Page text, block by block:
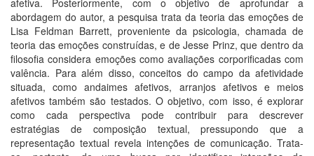
afetiva. Posteriormente, com o objetivo de aprofundar a
abordagem do autor, a pesquisa trata da teoria das emoções de
Lisa Feldman Barrett, proveniente da psicologia, chamada de
teoria das emoções construídas, e de Jesse Prinz, que dentro da
filosofia considera emoções como avaliações corporificadas com
valência. Para além disso, conceitos do campo da afetividade
situada, como andaimes afetivos, arranjos afetivos e meios
afetivos também são testados. O objetivo, com isso, é explorar
como cada perspectiva pode contribuir para descrever
estratégias de composição textual, pressupondo que a
representação textual revela intenções de comunicação. Trata-